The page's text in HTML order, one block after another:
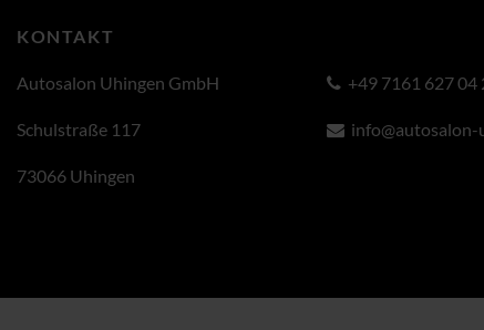
KONTAKT
Autosalon Uhingen GmbH
Schulstraße 117
73066 Uhingen
+49 7161 627 04
info@autosalon-